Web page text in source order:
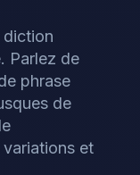
diction
Parlez de
phrase
de
et